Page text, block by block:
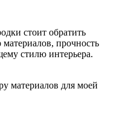
стоит обратить
прочность
стилю интерьера.
материалов для моей